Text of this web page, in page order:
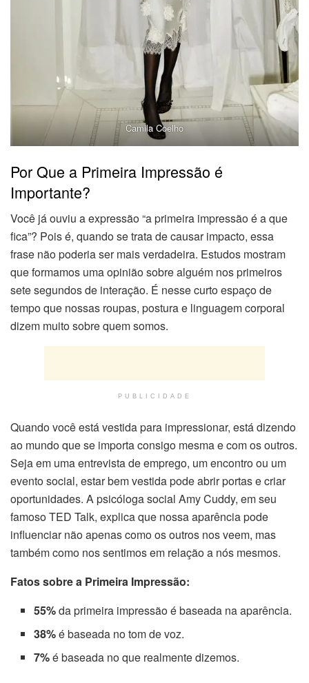
Camila Coelho
Por Que a Primeira Impressão é
Importante?
Você já ouviu a expressão “a primeira impressão é a que
fica”? Pois é, quando se trata de causar impacto, essa
frase não poderia ser mais verdadeira. Estudos mostram
que formamos uma opinião sobre alguém nos primeiros
sete segundos de interação. É nesse curto espaço de
tempo que nossas roupas, postura e linguagem corporal
dizem muito sobre quem somos.
PUBLICIDADE
Quando você está vestida para impressionar, está dizendo
ao mundo que se importa consigo mesma e com os outros.
Seja em uma entrevista de emprego, um encontro ou um
evento social, estar bem vestida pode abrir portas e criar
oportunidades. A psicóloga social Amy Cuddy, em seu
famoso TED Talk, explica que nossa aparência pode
influenciar não apenas como os outros nos veem, mas
também como nos sentimos em relação a nós mesmos.
Fatos sobre a Primeira Impressão:
55%da primeira impressão é baseada na aparência.
38%é baseada no tom de voz.
7%é baseada no que realmente dizemos.